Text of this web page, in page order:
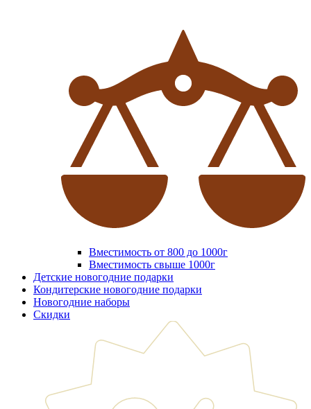
Вместимость от 800 до 1000г
Вместимость свыше 1000г
Детские новогодние подарки
Кондитерские новогодние подарки
Новогодние наборы
Скидки